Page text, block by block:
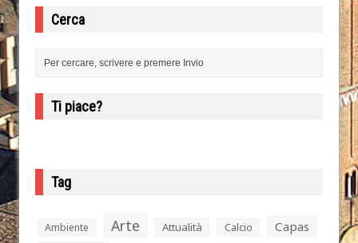
Cerca
Ti piace?
Tag
Ambiente Arte Attualità Calcio Capas